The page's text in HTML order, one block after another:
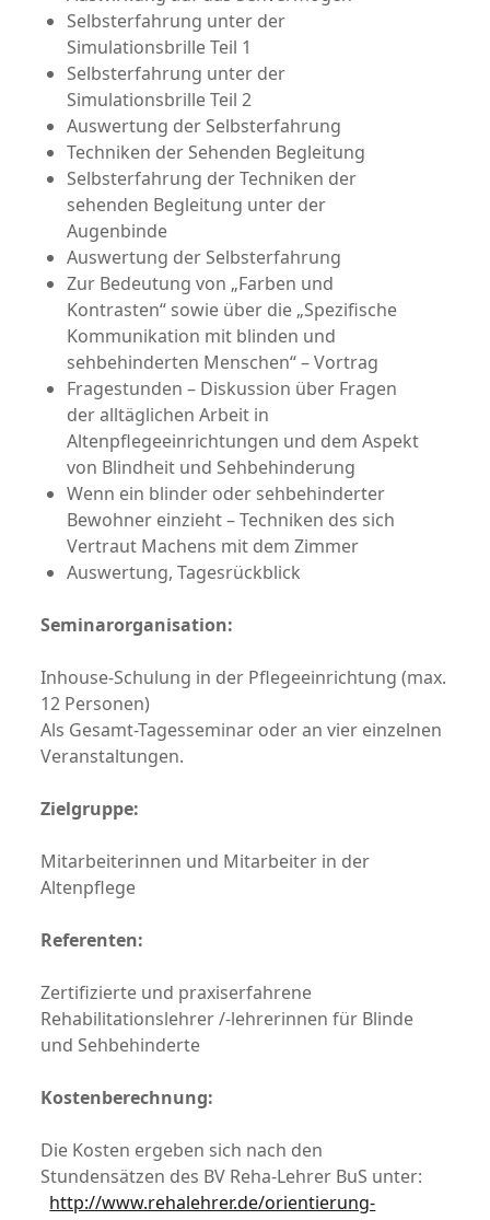
Selbsterfahrung unter der
Simulationsbrille Teil 1
Selbsterfahrung unter der
Simulationsbrille Teil 2
Auswertung der Selbsterfahrung
Techniken der Sehenden Begleitung
Selbsterfahrung der Techniken der
sehenden Begleitung unter der
Augenbinde
Auswertung der Selbsterfahrung
Zur Bedeutung von „Farben und
Kontrasten“ sowie über die „Spezifische
Kommunikation mit blinden und
sehbehinderten Menschen“ – Vortrag
Fragestunden – Diskussion über Fragen
der alltäglichen Arbeit in
Altenpflegeeinrichtungen und dem Aspekt
von Blindheit und Sehbehinderung
Wenn ein blinder oder sehbehinderter
Bewohner einzieht – Techniken des sich
Vertraut Machens mit dem Zimmer
Auswertung, Tagesrückblick
Seminarorganisation:
Inhouse-Schulung in der Pflegeeinrichtung (max.
12 Personen)
Als Gesamt-Tagesseminar oder an vier einzelnen
Veranstaltungen.
Zielgruppe:
Mitarbeiterinnen und Mitarbeiter in der
Altenpflege
Referenten:
Zertifizierte und praxiserfahrene
Rehabilitationslehrer /-lehrerinnen für Blinde
und Sehbehinderte
Kostenberechnung:
Die Kosten ergeben sich nach den
Stundensätzen des BV Reha-Lehrer BuS unter:
http://www.rehalehrer.de/orientierung-